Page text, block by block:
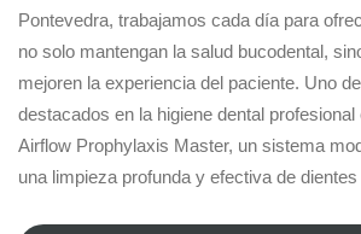
Pontevedra, trabajamos cada día para
no solo mantengan la salud bucodental,
mejoren la experiencia del paciente. Uno
destacados en la higiene dental
Airflow Prophylaxis Master, un sistema
una limpieza profunda y efectiva de